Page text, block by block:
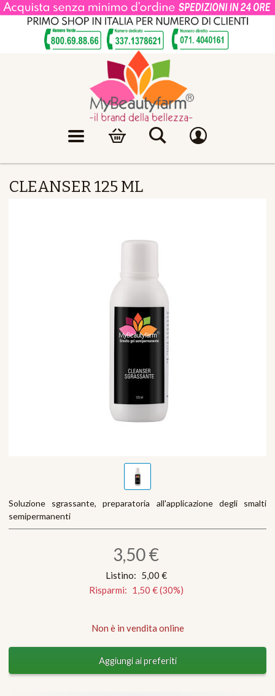
CLEANSER 125 ML
Soluzione sgrassante, preparatoria all'applicazione degli smalti
semipermanenti
3,50 €
Listino: 5,00 €
Risparmi: 1,50 €(30%)
Non è in vendita online